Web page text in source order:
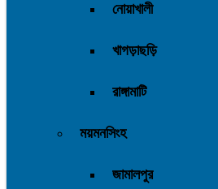
নোয়াখালী
খাগড়াছড়ি
রাঙ্গামাটি
ময়মনসিংহ
জামালপুর